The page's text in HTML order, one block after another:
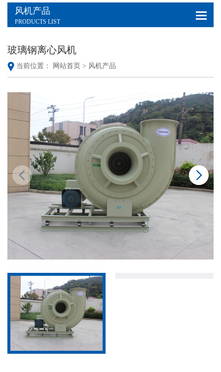
风机产品
PRODUCTS LIST
玻璃钢离心风机
当前位置： 网站首页 > 风机产品